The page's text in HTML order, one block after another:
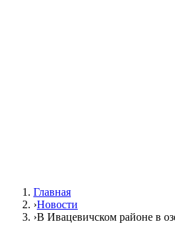
Главная
›Новости
›В Ивацевичском районе в